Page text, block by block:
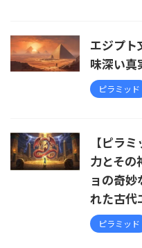
エジプト
味深い真
ピラミッド
【ピラ
力とそ
ョの奇
れた古代
ピラミッド